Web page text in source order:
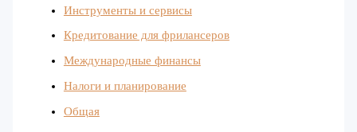
Инструменты и сервисы
Кредитование для фрилансеров
Международные финансы
Налоги и планирование
Общая